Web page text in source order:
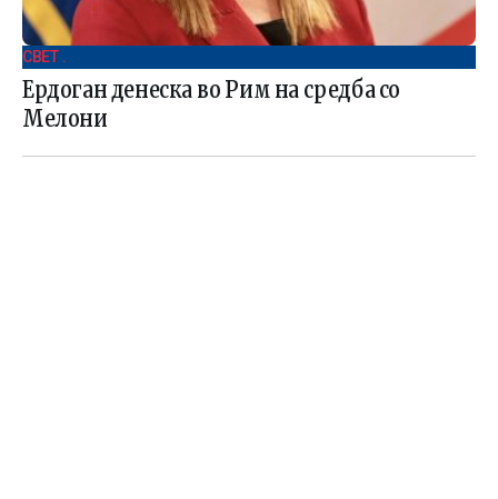
СВЕТ .
Ердоган денеска во Рим на средба со
Мелони